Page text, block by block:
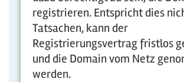
registrieren. Entspricht dies
Tatsachen, kann der
Registrierungsvertrag fristlos
und die Domain vom Netz
werden.